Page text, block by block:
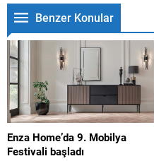
Benzer Konular
Enza Home’da 9. Mobilya
Festivali başladı